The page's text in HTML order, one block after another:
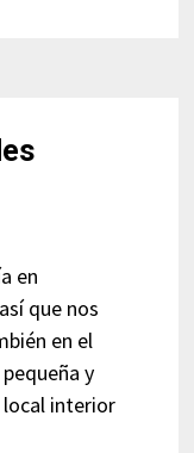
en
que nos
en el
y
interior